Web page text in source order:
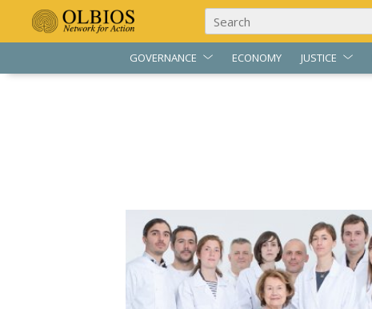
GOVERNANCE ECONOMY JUSTICE